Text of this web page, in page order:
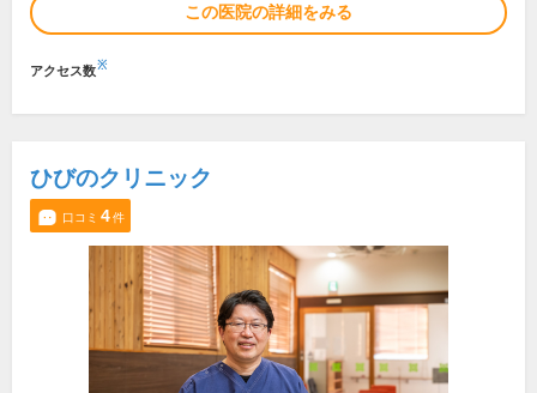
この医院の詳細をみる
アクセス数※
ひびのクリニック
口コミ 4件